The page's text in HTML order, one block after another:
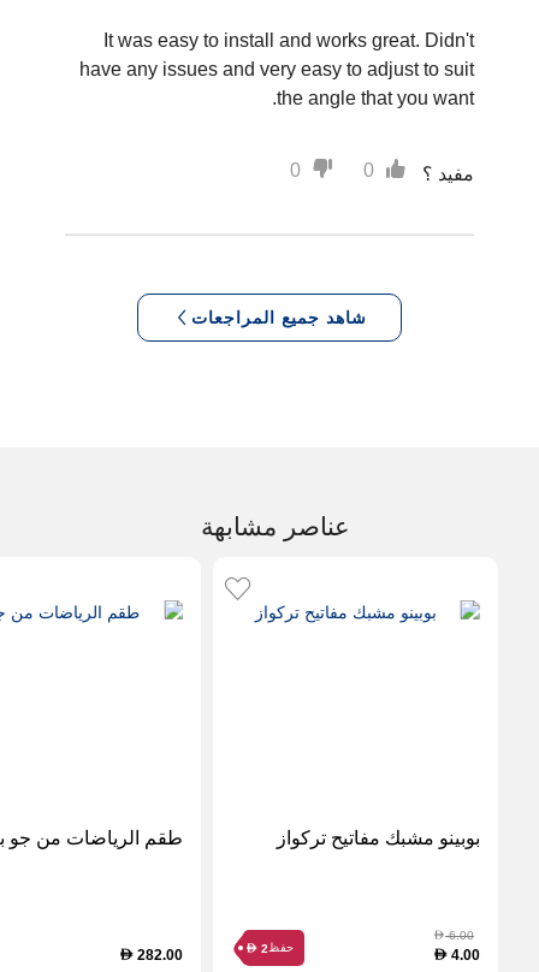
It was easy to install and works great. Didn't
have any issues and very easy to adjust to suit
the angle that you want.
مفيد ؟ 0
0
شاهد جميع المراجعات
عناصر مشابهة
بوبينو مشبك مفاتيح تركواز
D6.00
D 4.00 حفظ D 2
طقم الرياضات من جو
D 282.00